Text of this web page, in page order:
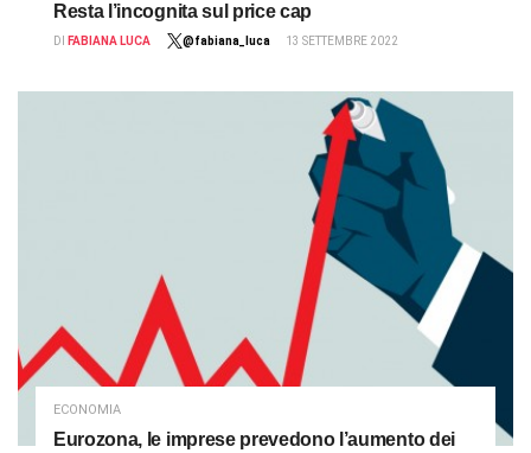
Resta l’incognita sul price cap
DI FABIANA LUCA @fabiana_luca 13 SETTEMBRE 2022
ECONOMIA
Eurozona, le imprese prevedono l’aumento dei